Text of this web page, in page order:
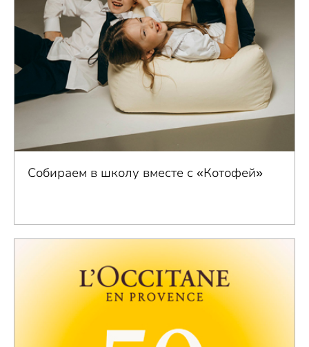
Собираем в школу вместе с «Котофей»